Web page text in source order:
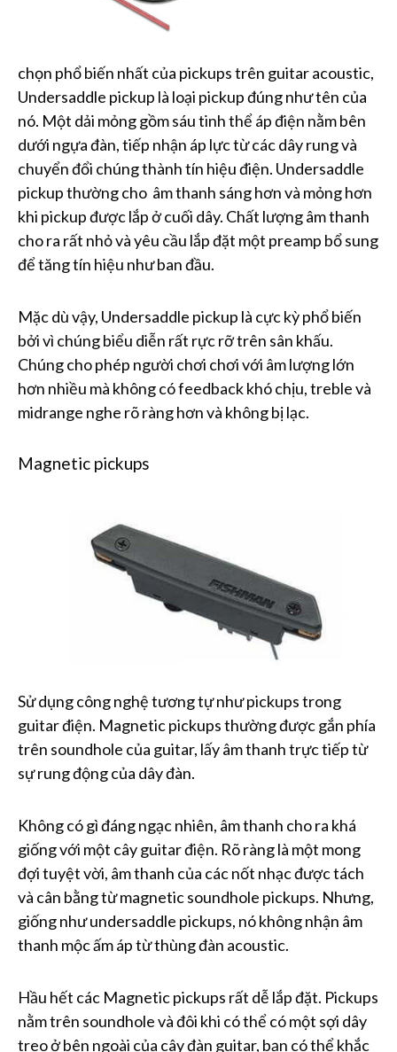
chọn phổ biến nhất của pickups trên guitar acoustic,
Undersaddle pickup là loại pickup đúng như tên của
nó. Một dải mỏng gồm sáu tinh thể áp điện nằm bên
dưới ngựa đàn, tiếp nhận áp lực từ các dây rung và
chuyển đổi chúng thành tín hiệu điện. Undersaddle
pickup thường cho âm thanh sáng hơn và mỏng hơn
khi pickup được lắp ở cuối dây. Chất lượng âm thanh
cho ra rất nhỏ và yêu cầu lắp đặt một preamp bổ sung
để tăng tín hiệu như ban đầu.
Mặc dù vậy, Undersaddle pickup là cực kỳ phổ biến
bởi vì chúng biểu diễn rất rực rỡ trên sân khấu.
Chúng cho phép người chơi chơi với âm lượng lớn
hơn nhiều mà không có feedback khó chịu, treble và
midrange nghe rõ ràng hơn và không bị lạc.
Magnetic pickups
Sử dụng công nghệ tương tự như pickups trong
guitar điện. Magnetic pickups thường được gắn phía
trên soundhole của guitar, lấy âm thanh trực tiếp từ
sự rung động của dây đàn.
Không có gì đáng ngạc nhiên, âm thanh cho ra khá
giống với một cây guitar điện. Rõ ràng là một mong
đợi tuyệt vời, âm thanh của các nốt nhạc được tách
và cân bằng từ magnetic soundhole pickups. Nhưng,
giống như undersaddle pickups, nó không nhận âm
thanh mộc ấm áp từ thùng đàn acoustic.
Hầu hết các Magnetic pickups rất dễ lắp đặt. Pickups
nằm trên soundhole và đôi khi có thể có một sợi dây
treo ở bên ngoài của cây đàn guitar, bạn có thể khắc